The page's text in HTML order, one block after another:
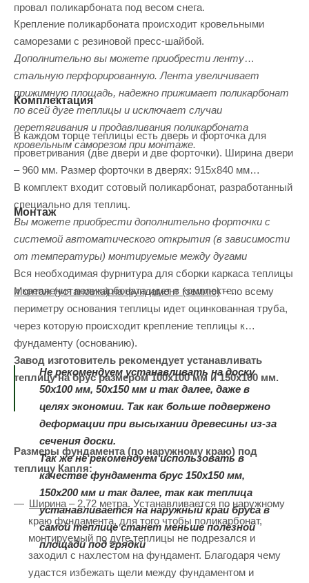
провал поликарбоната под весом снега.
Крепление поликарбоната происходит кровельными
саморезами с резиновой пресс-шайбой.
Дополнительно вы можете приобрести ленту
стальную перфорированную. Лента увеличивает
прижимную площадь, надежно прижимает поликарбонат
по всей дуге теплицы и исключает случаи
перетягивания и продавливания поликарбоната
кровельным саморезом при монтаже.
Комплектация
В каждом торце теплицы есть дверь и форточка для
проветривания (две двери и две форточки). Ширина двери
– 960 мм. Размер форточки в дверях: 915х840 мм
В комплект входит сотовый поликарбонат, разработанный
специально для теплиц.
Вы можете приобрести дополнительно форточки с
системой автоматического открытия (в зависимости
от температуры) монтируемые между дугами
Вся необходимая фурнитура для сборки каркаса теплицы
и крепления поликарбоната идет в комплекте.
Монтаж
Монтаж (установка) на фундамент (землю)– по всему
периметру основания теплицы идет оцинкованная труба,
через которую происходит крепление теплицы к
фундаменту (основанию).
Завод изготовитель рекомендует устанавливать
теплицу на брус размером 100х100 мм и 150х100 мм.
Не рекомендуем устанавливать на доску
50х100 мм, 50х150 мм и так далее, даже в
целях экономии. Так как больше подвержено
деформации при высыхании древесины из-за
сечения доски.
Так же не рекомендуем использовать в
качестве фундамента брус 150х150 мм,
150х200 мм и так далее, так как теплица
устанавливается на наружный край бруса в
самой теплице станет меньше полезной
площади под грядки
Размеры фундамента (по наружному краю) под
теплицу Капля:
Ширина – 2,72 метра. Устанавливается по наружному
краю фундамента, для того чтобы поликарбонат,
монтируемый по дуге теплицы не подрезался и
заходил с нахлестом на фундамент. Благодаря чему
удастся избежать щели между фундаментом и